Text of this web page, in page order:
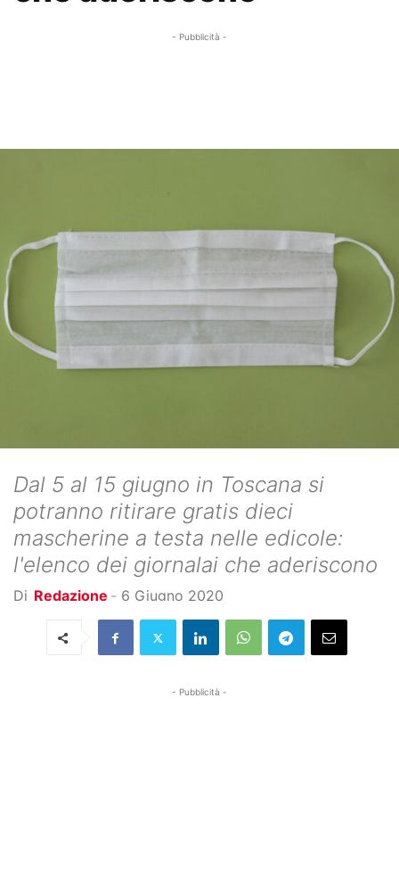
- Pubblicità -
Dal 5 al 15 giugno in Toscana si
potranno ritirare gratis dieci
mascherine a testa nelle edicole:
l'elenco dei giornalai che aderiscono
Di Redazione - 6 Giugno 2020
- Pubblicità -